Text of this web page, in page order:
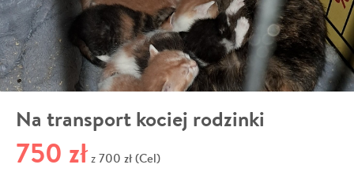
Na transport kociej rodzinki
750 zł z 700 zł (Cel)